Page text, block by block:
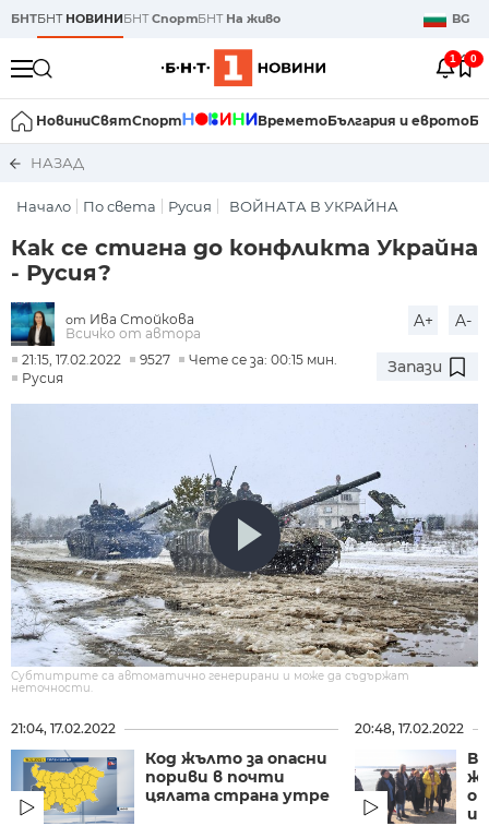
БНТБНТ НОВИНИБНТСпортБНТ На живо BG
1 0
НовиниСвятСпорт ВреметоБългария и еврото
НАЗАД
Начало По света Русия ВОЙНАТА В УКРАЙНА
Как се стигна до конфликта Украйна
- Русия?
от Ива Стойкова
Всичко от автора
A+ A-
21:15, 17.02.2022 9527
Чете се за: 00:15 мин.
Русия
Запази
Субтитрите са автоматично генерирани и може да съдържат
неточности.
21:04, 17.02.2022
Код жълто за опасни
пориви в почти
цялата страна утре
20:48, 17.02.2022